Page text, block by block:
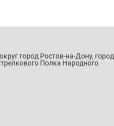
город Ростов-на-Дону, город
Полка Народного